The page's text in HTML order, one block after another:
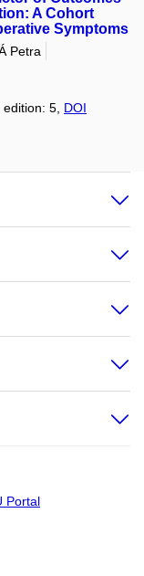
A Cohort
Symptoms
Petra
5, DOI
Portal